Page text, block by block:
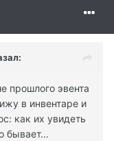
прошлого эвента
в инвентаре и
как их увидеть
бывает...